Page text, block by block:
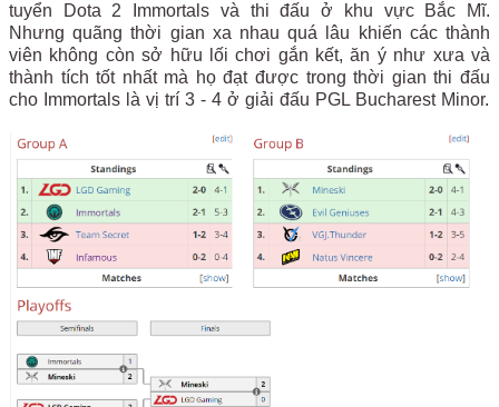
tuyển Dota 2 Immortals và thi đấu ở khu vực Bắc Mĩ.
Nhưng quãng thời gian xa nhau quá lâu khiến các thành
viên không còn sở hữu lối chơi gắn kết, ăn ý như xưa và
thành tích tốt nhất mà họ đạt được trong thời gian thi đấu
cho Immortals là vị trí 3 - 4 ở giải đấu PGL Bucharest Minor.